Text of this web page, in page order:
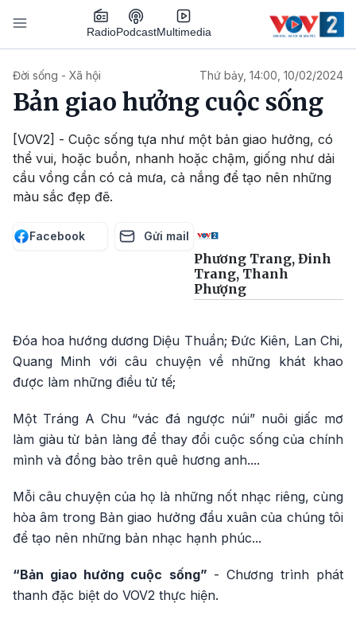
Nhảy đến nội dung
RadioPodcastMultimedia
Đời sống - Xã hội Thứ bảy, 14:00, 10/02/2024
Bản giao hưởng cuộc sống
[VOV2] - Cuộc sống tựa như một bản giao hưởng, có
thể vui, hoặc buồn, nhanh hoặc chậm, giống như dải
cầu vồng cần có cả mưa, cả nắng để tạo nên những
màu sắc đẹp đẽ.
Facebook Gửi mail
Phương Trang, Đinh
Trang, Thanh
Phượng
Đóa hoa hướng dương Diệu Thuần; Đức Kiên, Lan Chi,
Quang Minh với câu chuyện về những khát khao
được làm những điều tử tế;
Một Tráng A Chu “vác đá ngược núi” nuôi giấc mơ
làm giàu từ bản làng để thay đổi cuộc sống của chính
mình và đồng bào trên quê hương anh....
Mỗi câu chuyện của họ là những nốt nhạc riêng, cùng
hòa âm trong Bản giao hưởng đầu xuân của chúng tôi
để tạo nên những bản nhạc hạnh phúc...
“Bản giao hưởng cuộc sống” - Chương trình phát
thanh đặc biệt do VOV2 thực hiện.